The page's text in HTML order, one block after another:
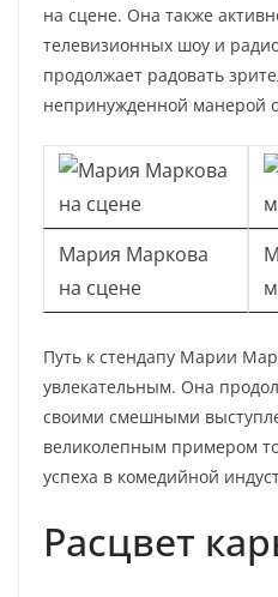
на сцене. Она также
телевизионных шоу и
продолжает радовать
непринужденной манерой
Мария Маркова
на сцене
Путь к стендапу Марии
увлекательным. Она
своими смешными
великолепным примером
успеха в комедийной
Расцвет